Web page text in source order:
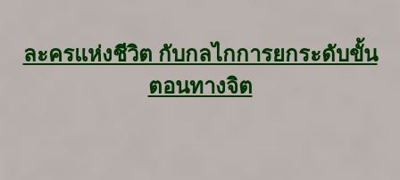
ละครแห่งชีวิต กับกลไกการยกระดับขั้น
ตอนทางจิต